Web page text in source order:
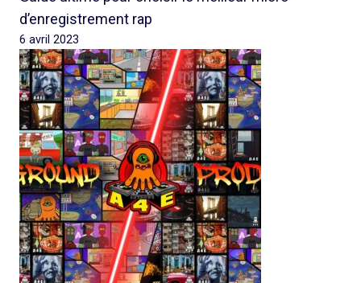
d’enregistrement rap
6 avril 2023